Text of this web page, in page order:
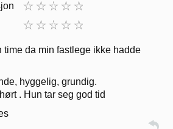
time da min fastlege ikke hadde
hyggelig, grundig.
. Hun tar seg god tid